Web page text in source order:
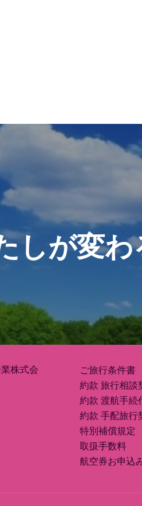
しが変
株式会
ご旅行条件書
約款 旅行相談
約款 渡航手続
約款 手配旅行
特別補償規定
取扱手数料
航空券お申込